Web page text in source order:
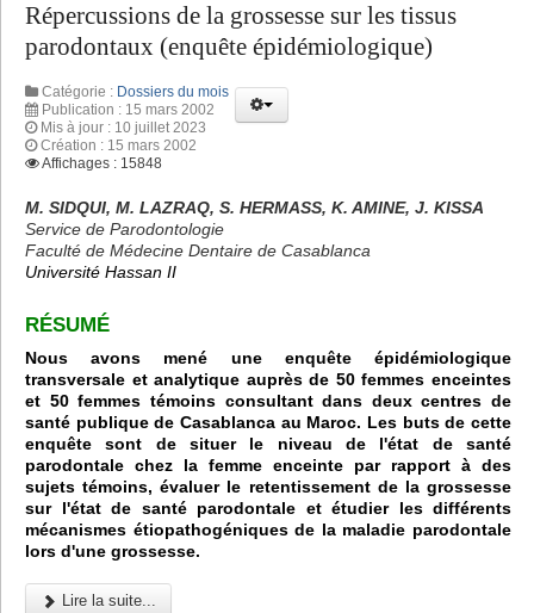
Répercussions de la grossesse sur les tissus
parodontaux (enquête épidémiologique)
Catégorie : Dossiers du mois
Publication : 15 mars 2002
Mis à jour : 10 juillet 2023
Création : 15 mars 2002
Affichages : 15848
M. SIDQUI, M. LAZRAQ, S. HERMASS, K. AMINE, J. KISSA
Service de Parodontologie
Faculté de Médecine Dentaire de Casablanca
Université Hassan II
RÉSUMÉ
Nous avons mené une enquête épidémiologique
transversale et analytique auprès de 50 femmes enceintes
et 50 femmes témoins consultant dans deux centres de
santé publique de Casablanca au Maroc. Les buts de cette
enquête sont de situer le niveau de l'état de santé
parodontale chez la femme enceinte par rapport à des
sujets témoins, évaluer le retentissement de la grossesse
sur l'état de santé parodontale et étudier les différents
mécanismes étiopathogéniques de la maladie parodontale
lors d'une grossesse.
Lire la suite...